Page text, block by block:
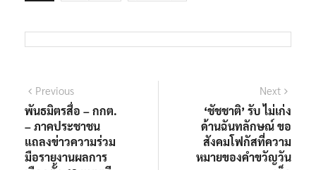
แนะแนว
เรื่อง
PreviousPrevious
post:
พันธมิตรสื่อ – กกต.
– ภาคประชาชน
แถลงข่าวความร่วม
มือรายงานผลการ
Next
‘ชัชชาติ’ รับ ไม่เก่ง
ด้านฉันทลักษณ์ ขอ
สังคมโฟกัสที่ความ
หมายของคำขวัญวัน